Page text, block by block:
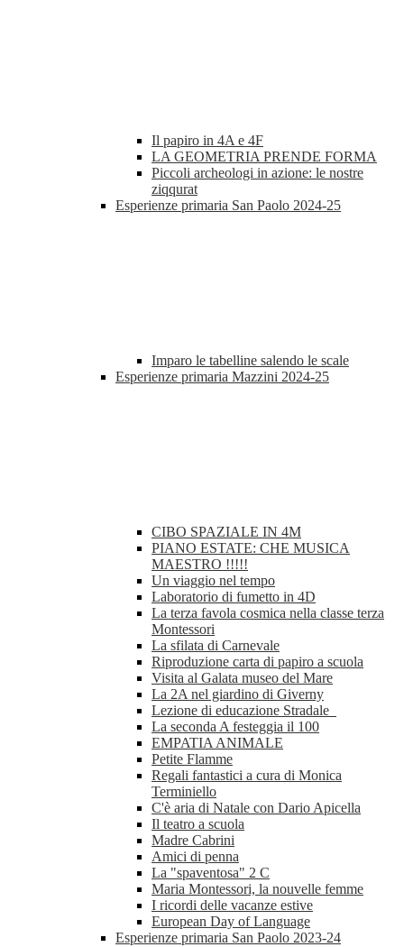
Il papiro in 4A e 4F
LA GEOMETRIA PRENDE FORMA
Piccoli archeologi in azione: le nostre
ziqqurat
Esperienze primaria San Paolo 2024-25
Imparo le tabelline salendo le scale
Esperienze primaria Mazzini 2024-25
CIBO SPAZIALE IN 4M
PIANO ESTATE: CHE MUSICA
MAESTRO !!!!!
Un viaggio nel tempo
Laboratorio di fumetto in 4D
La terza favola cosmica nella classe terza
Montessori
La sfilata di Carnevale
Riproduzione carta di papiro a scuola
Visita al Galata museo del Mare
La 2A nel giardino di Giverny
Lezione di educazione Stradale
La seconda A festeggia il 100
EMPATIA ANIMALE
Petite Flamme
Regali fantastici a cura di Monica
Terminiello
C'è aria di Natale con Dario Apicella
Il teatro a scuola
Madre Cabrini
Amici di penna
La "spaventosa" 2 C
Maria Montessori, la nouvelle femme
I ricordi delle vacanze estive
European Day of Language
Esperienze primaria San Paolo 2023-24